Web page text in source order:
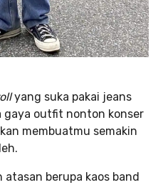
yang suka pakai jeans
gaya outfit nonton konser
membuatmu semakin
berupa kaos band